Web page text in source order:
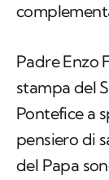
Padre Enzo
stampa del
Pontefice a
pensiero di
del Papa